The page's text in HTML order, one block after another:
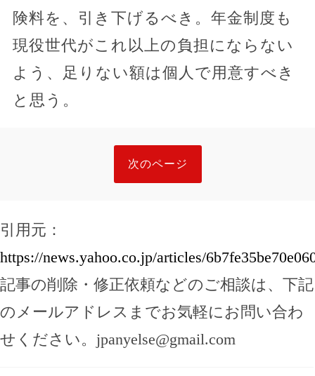
険料を、引き下げるべき。年金制度も
現役世代がこれ以上の負担にならない
よう、足りない額は個人で用意すべき
と思う。
次のページ
引用元：
https://news.yahoo.co.jp/articles/
記事の削除・修正依頼などのご相談は、下記
のメールアドレスまでお気軽にお問い合わ
せください。 jpanyelse@gmail.com